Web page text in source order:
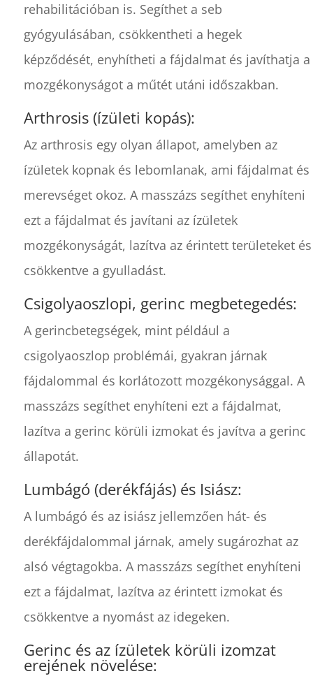
rehabilitációban is. Segíthet a seb
gyógyulásában, csökkentheti a hegek
képződését, enyhítheti a fájdalmat és javíthatja a
mozgékonyságot a műtét utáni időszakban.
Arthrosis (ízületi kopás):
Az arthrosis egy olyan állapot, amelyben az
ízületek kopnak és lebomlanak, ami fájdalmat és
merevséget okoz. A masszázs segíthet enyhíteni
ezt a fájdalmat és javítani az ízületek
mozgékonyságát, lazítva az érintett területeket és
csökkentve a gyulladást.
Csigolyaoszlopi, gerinc megbetegedés:
A gerincbetegségek, mint például a
csigolyaoszlop problémái, gyakran járnak
fájdalommal és korlátozott mozgékonysággal. A
masszázs segíthet enyhíteni ezt a fájdalmat,
lazítva a gerinc körüli izmokat és javítva a gerinc
állapotát.
Lumbágó (derékfájás) és Isiász:
A lumbágó és az isiász jellemzően hát- és
derékfájdalommal járnak, amely sugározhat az
alsó végtagokba. A masszázs segíthet enyhíteni
ezt a fájdalmat, lazítva az érintett izmokat és
csökkentve a nyomást az idegeken.
Gerinc és az ízületek körüli izomzat
erejének növelése: